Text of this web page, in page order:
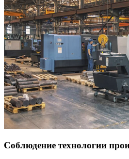
Соблюдение технологии